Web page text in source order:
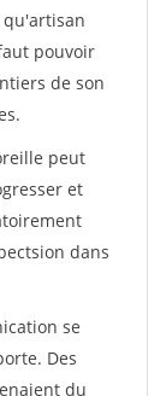
pouvoir
de son
peut
et
dans
se
Des
du